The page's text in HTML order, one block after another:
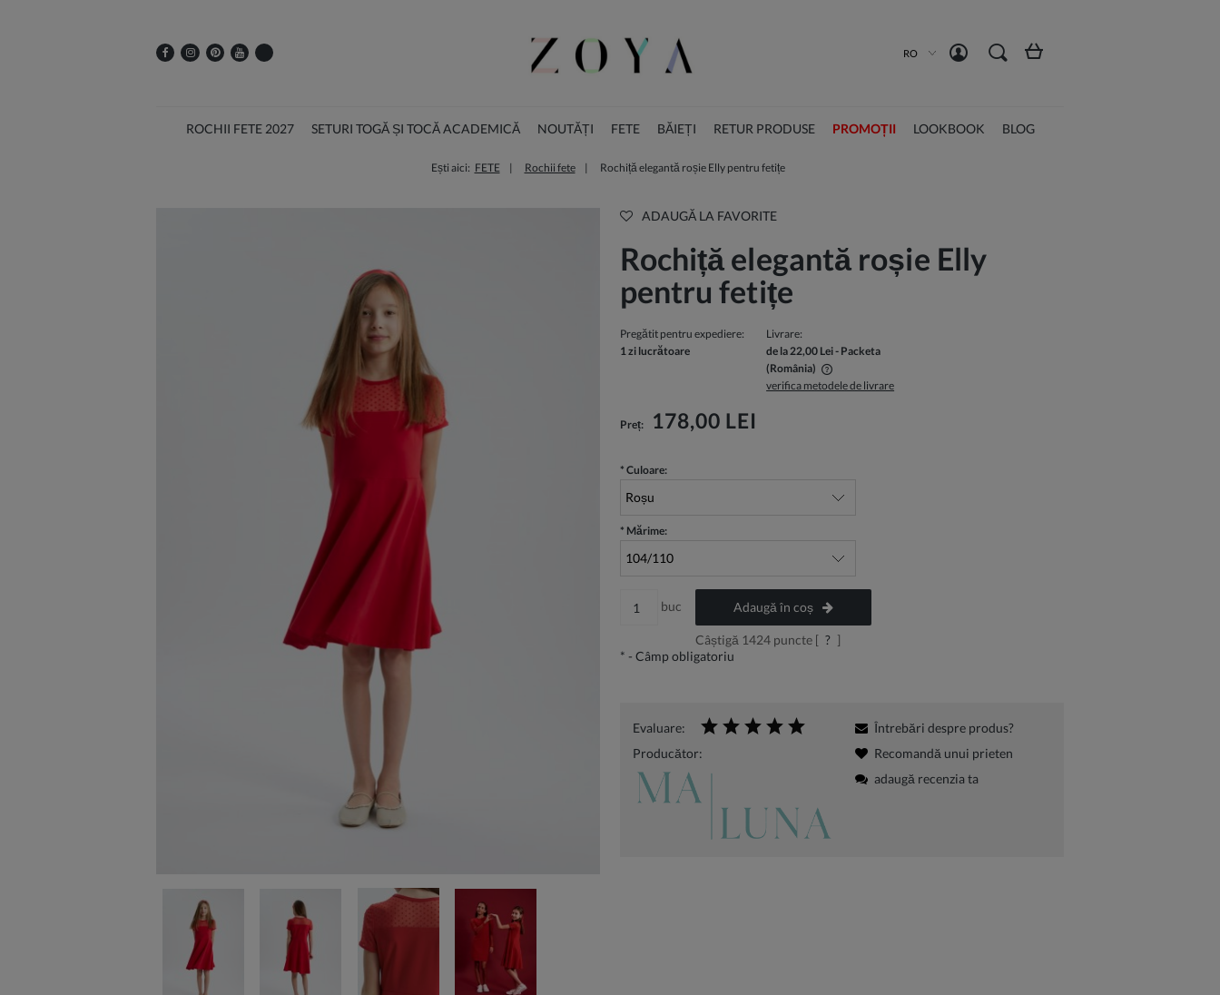
RO
ROCHII FETE 2027 SETURI TOGĂ ȘI TOCĂ ACADEMICĂ NOUTĂȚI FETE BĂIEȚI RETUR PRODUSE PROMOȚII LOOKBOOK BLOG
Ești aici: FETE Rochii fete Rochiță elegantă roșie Elly pentru fetițe
ADAUGĂ LA FAVORITE
Rochiță elegantă roșie Elly
pentru fetițe
Pregătit pentru expediere:
1 zi lucrătoare
Livrare:
de la 22,00 Lei- Packeta
(România)
verifica metodele de livrare
Preț: 178,00 LEI
* Culoare:
* Mărime:
buc Adaugă în coș
Câștigă 1424puncte [ ? ]
* - Câmp obligatoriu
Evaluare:
Producător:
Întrebări despre produs?
Recomandă unui prieten
adaugă recenzia ta